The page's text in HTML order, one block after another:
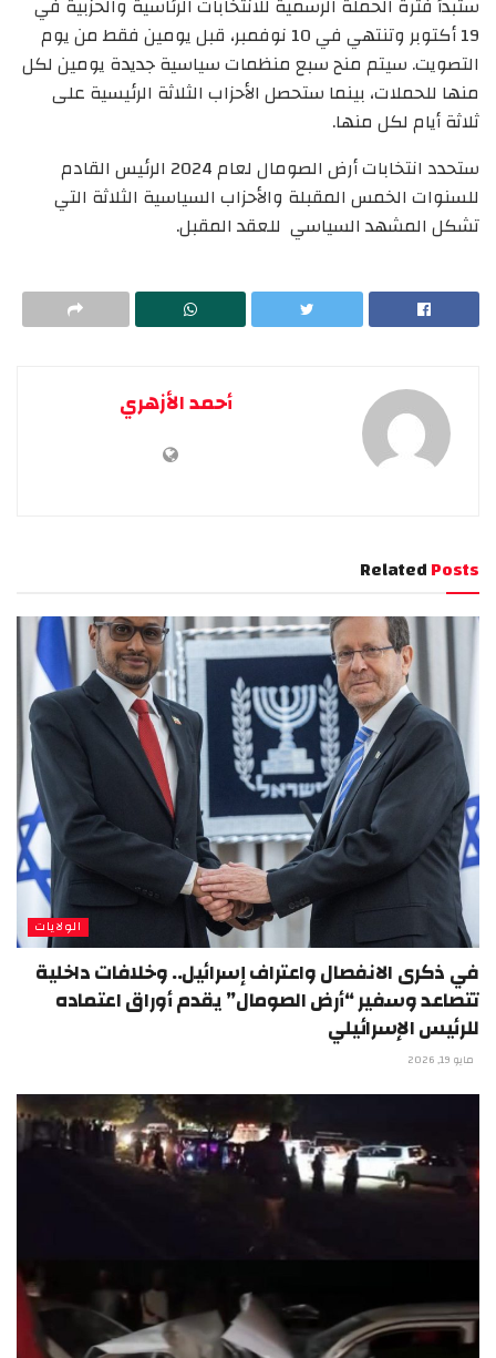
19 أكتوبر وتنتهي في 10 نوفمبر، قبل يومين فقط من يوم
التصويت. سيتم منح سبع منظمات سياسية جديدة يومين لكل
منها للحملات، بينما ستحصل الأحزاب الثلاثة الرئيسية على
ثلاثة أيام لكل منها.
ستحدد انتخابات أرض الصومال لعام 2024 الرئيس القادم
للسنوات الخمس المقبلة والأحزاب السياسية الثلاثة التي
تشكل المشهد السياسي للعقد المقبل.
أحمد الأزهري
RelatedPosts
الولايات
في ذكرى الانفصال واعتراف إسرائيل.. وخلافات داخلية
تتصاعد وسفير “أرض الصومال” يقدم أوراق اعتماده
للرئيس الإسرائيلي
مايو 19, 2026